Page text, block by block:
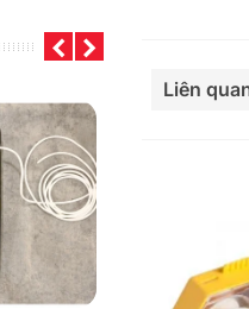
Liên